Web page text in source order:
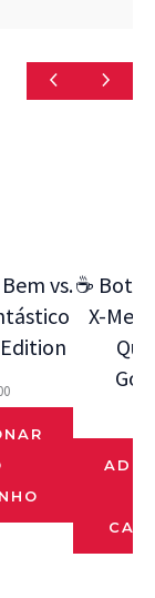
vs.☕
X-Men